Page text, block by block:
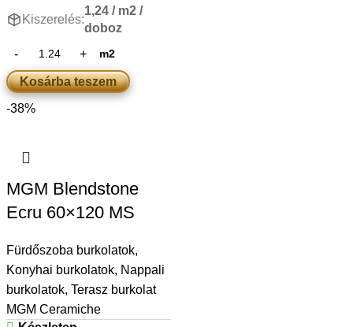
Kiszerelés:
1,24 / m2 /
doboz
m2
Kosárba teszem
-38%
MGM Blendstone
Ecru 60×120 MS
Fürdőszoba burkolatok,
Konyhai burkolatok, Nappali
burkolatok, Terasz burkolat
MGM Ceramiche